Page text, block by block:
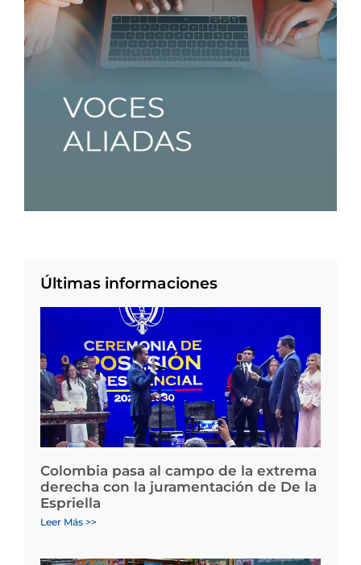
Últimas informaciones
Colombia pasa al campo de la extrema
derecha con la juramentación de De la
Espriella
Leer Más >>